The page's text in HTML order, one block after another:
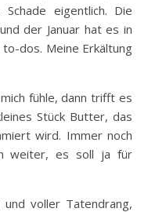
Schade eigentlich. Die
der Januar hat es in
dos. Meine Erkältung
fühle, dann trifft es
Stück Butter, das
wird. Immer noch
weiter, es soll ja für
voller Tatendrang,